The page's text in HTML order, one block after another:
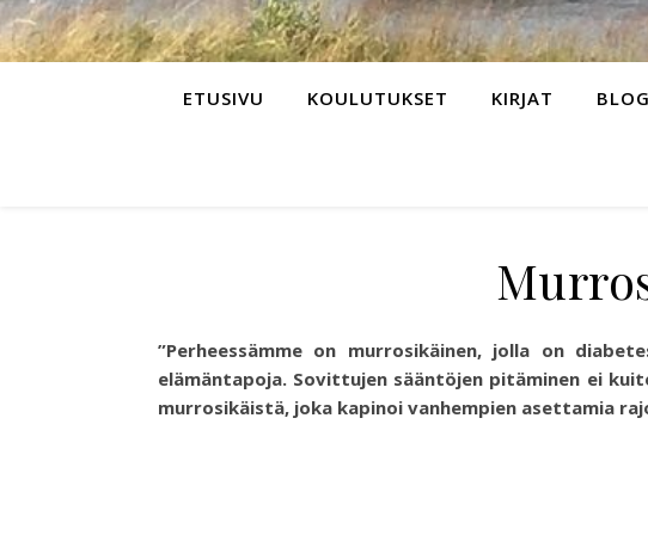
ETUSIVU KOULUTUKSET KIRJAT
”Perheessämme on murrosikäinen, jolla on diabet
elämäntapoja. Sovittujen sääntöjen pitäminen ei
murrosikäistä, joka kapinoi vanhempien asettamia